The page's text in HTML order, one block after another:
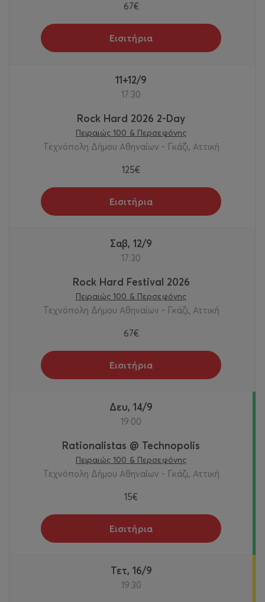
67€
Εισιτήρια
11+12/9
17:30
Rock Hard 2026 2-Day
Πειραιώς 100 & Περσεφόνης
Τεχνόπολη Δήμου Αθηναίων - Γκάζι, Αττική
125€
Εισιτήρια
Σαβ, 12/9
17:30
Rock Hard Festival 2026
Πειραιώς 100 & Περσεφόνης
Τεχνόπολη Δήμου Αθηναίων - Γκάζι, Αττική
67€
Εισιτήρια
Δευ, 14/9
19:00
Rationalistas @ Technopolis
Πειραιώς 100 & Περσεφόνης
Τεχνόπολη Δήμου Αθηναίων - Γκάζι, Αττική
15€
Εισιτήρια
Τετ, 16/9
19:30